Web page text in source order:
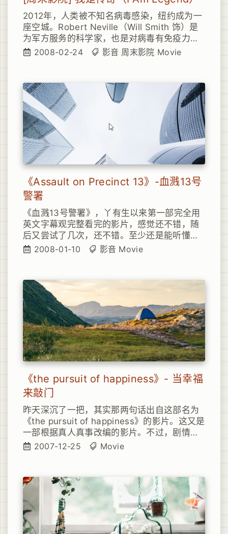
2012年，人类被不知名病毒感染，纽约成为一
座空城。Robert Neville（Will Smith 饰）是
为军方服务的科学家，也是对病毒有免疫力的
幸存者。白天，他带着狗Sam在街道上寻找食
那些感染病毒而没有死亡的人们，成为了“夜
魔”只能夜晚出来活动，丧失理智，会攻击所有
的人。
2008-02-24 影音 周末影院 Movie
《Assault on Precinct 13》-血溅13号
警署
《血溅13号警署》，丫有生以来第一部完全用
英文字幕观完整看完的影片，感觉还不错，随
后又尝试了几次，还不错。至少还是能听懂或
者看字幕看懂个60%-70%，剩下的猜一猜也
牌》比较类似。喜欢看类似动作/警匪/心理战
术的同学，定然不要错过。当然，如果条件允
许，我还是强烈推荐看《王牌对王牌》英文名
叫：《The Negotiator》
2008-01-10 影音 Movie
《the pursuit of happiness》- 当幸福
来敲门
昨天深沉了一把，其实那两句话出自这部名为
《the pursuit of happiness》的影片。这又是
一部根据真人真事改编的影片。不过，剧情我
倒觉得有点一般，只是我真的陶醉在了导演的
好，无须做作。而最上面那句台词，看完之后
真的觉得意味深长啊~
2007-12-25 Movie